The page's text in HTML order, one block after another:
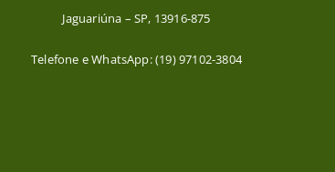
Jaguariúna – SP, 13916-875
Telefone e WhatsApp: (19) 97102-3804